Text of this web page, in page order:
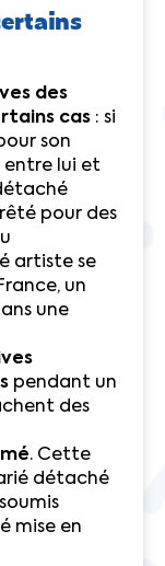
des
cas : si
son
lui et
pour des
artiste se
un
une
pendant un
des
. Cette
détaché
mise en